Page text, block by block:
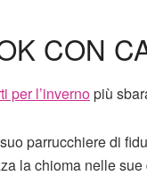
CON
per l’invernopiù
parrucchiere di
la chioma nelle sue